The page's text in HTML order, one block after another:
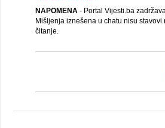
NAPOMENA- Portal Vijesti.ba
Mišljenja iznešena u chatu nisu
čitanje.